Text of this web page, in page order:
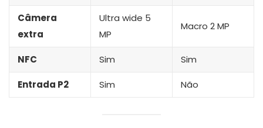
Câmera
extra
Ultra wide 5
MP
Macro 2 MP
NFC Sim Sim
Entrada P2 Sim Não